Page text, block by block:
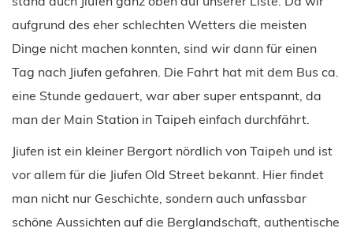
aufgrund des eher schlechten Wetters die meisten
Dinge nicht machen konnten, sind wir dann für einen
Tag nach Jiufen gefahren. Die Fahrt hat mit dem Bus ca.
eine Stunde gedauert, war aber super entspannt, da
man der Main Station in Taipeh einfach durchfährt.
Jiufen ist ein kleiner Bergort nördlich von Taipeh und ist
vor allem für die Jiufen Old Street bekannt. Hier findet
man nicht nur Geschichte, sondern auch unfassbar
schöne Aussichten auf die Berglandschaft, authent­ische